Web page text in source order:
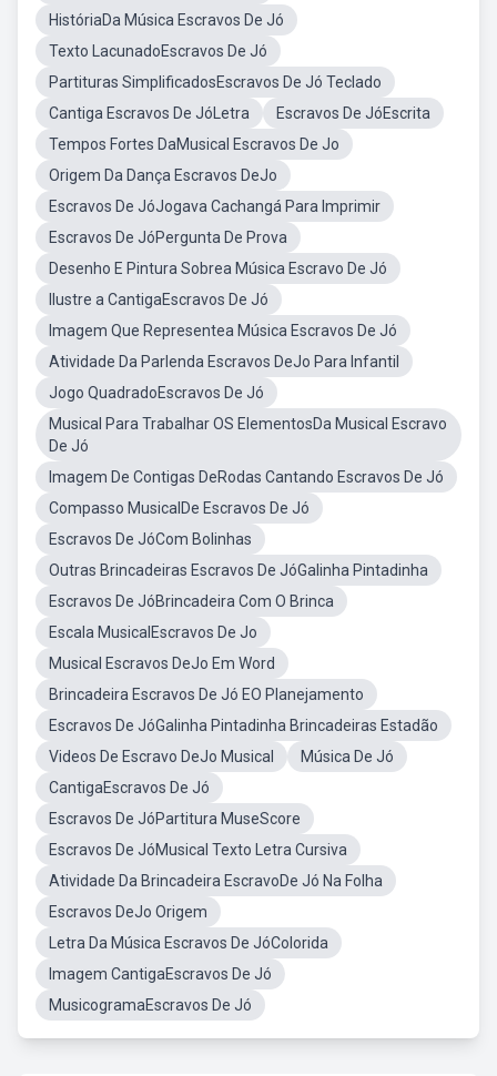
HistóriaDa Música Escravos De Jó
Texto LacunadoEscravos De Jó
Partituras SimplificadosEscravos De Jó Teclado
Cantiga Escravos De JóLetra
Escravos De JóEscrita
Tempos Fortes DaMusical Escravos De Jo
Origem Da Dança Escravos DeJo
Escravos De JóJogava Cachangá Para Imprimir
Escravos De JóPergunta De Prova
Desenho E Pintura Sobrea Música Escravo De Jó
Ilustre a CantigaEscravos De Jó
Imagem Que Representea Música Escravos De Jó
Atividade Da Parlenda Escravos DeJo Para Infantil
Jogo QuadradoEscravos De Jó
Musical Para Trabalhar OS ElementosDa Musical Escravo
De Jó
Imagem De Contigas DeRodas Cantando Escravos De Jó
Compasso MusicalDe Escravos De Jó
Escravos De JóCom Bolinhas
Outras Brincadeiras Escravos De JóGalinha Pintadinha
Escravos De JóBrincadeira Com O Brinca
Escala MusicalEscravos De Jo
Musical Escravos DeJo Em Word
Brincadeira Escravos De Jó EO Planejamento
Escravos De JóGalinha Pintadinha Brincadeiras Estadão
Videos De Escravo DeJo Musical
Música De Jó
CantigaEscravos De Jó
Escravos De JóPartitura MuseScore
Escravos De JóMusical Texto Letra Cursiva
Atividade Da Brincadeira EscravoDe Jó Na Folha
Escravos DeJo Origem
Letra Da Música Escravos De JóColorida
Imagem CantigaEscravos De Jó
MusicogramaEscravos De Jó